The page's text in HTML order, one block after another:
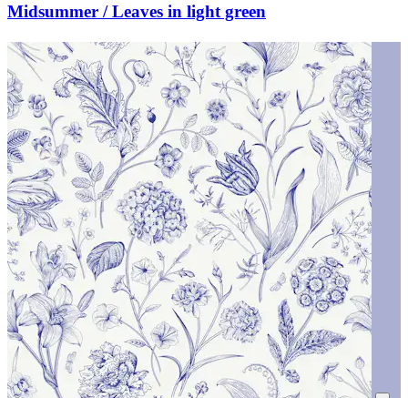
Midsummer / Leaves in light green